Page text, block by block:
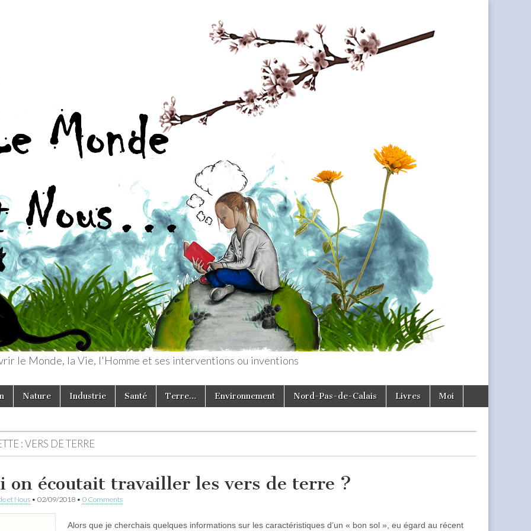
le Monde, la Vie, l'Homme et ses interventions ou inventions
Nature Industrie Santé Terre… Environnement Nord-Pas-de-Calais Livres Moi
:VERS DE TERRE
on écoutait travailler les vers de terre ?
et Nous • 02/09/2018 • 0 Comments
Alors que je cherchais quelques informations sur les caractéristiques d’un « bon sol », eu égard au récent